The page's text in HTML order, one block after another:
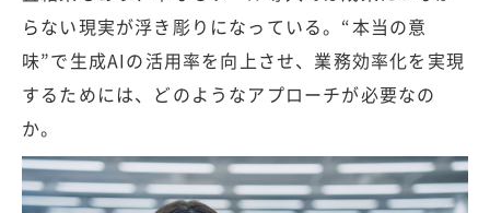
らない現実が浮き彫りになっている。“本当の意
味”で生成AIの活用率を向上させ、業務効率化を実現
するためには、どのようなアプローチが必要なの
か。